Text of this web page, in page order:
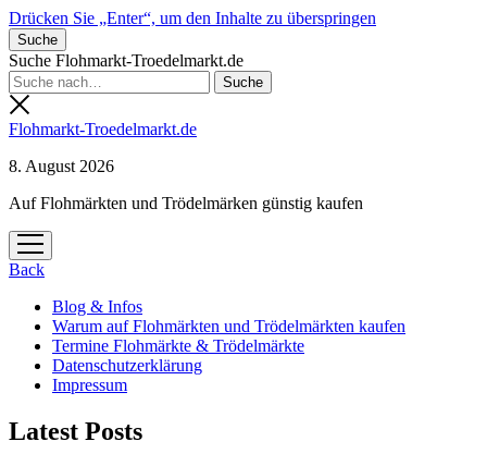
Drücken Sie „Enter“, um den Inhalte zu überspringen
Suche
Suche Flohmarkt-Troedelmarkt.de
Flohmarkt-Troedelmarkt.de
8. August 2026
Auf Flohmärkten und Trödelmärken günstig kaufen
Menü
öffnen
Back
Blog & Infos
Warum auf Flohmärkten und Trödelmärkten kaufen
Termine Flohmärkte & Trödelmärkte
Datenschutzerklärung
Impressum
Latest Posts